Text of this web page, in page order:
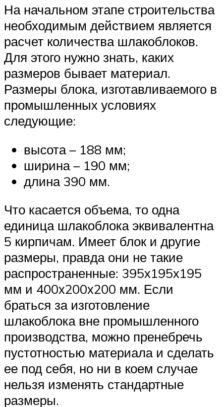
На начальном этапе строительства
необходимым действием является
расчет количества шлакоблоков.
Для этого нужно знать, каких
размеров бывает материал.
Размеры блока, изготавливаемого в
промышленных условиях
следующие:
высота – 188 мм;
ширина – 190 мм;
длина 390 мм.
Что касается объема, то одна
единица шлакоблока эквивалентна
5 кирпичам. Имеет блок и другие
размеры, правда они не такие
распространенные: 395х195х195
мм и 400х200х200 мм. Если
браться за изготовление
шлакоблока вне промышленного
производства, можно пренебречь
пустотностью материала и сделать
ее под себя, но ни в коем случае
нельзя изменять стандартные
размеры.